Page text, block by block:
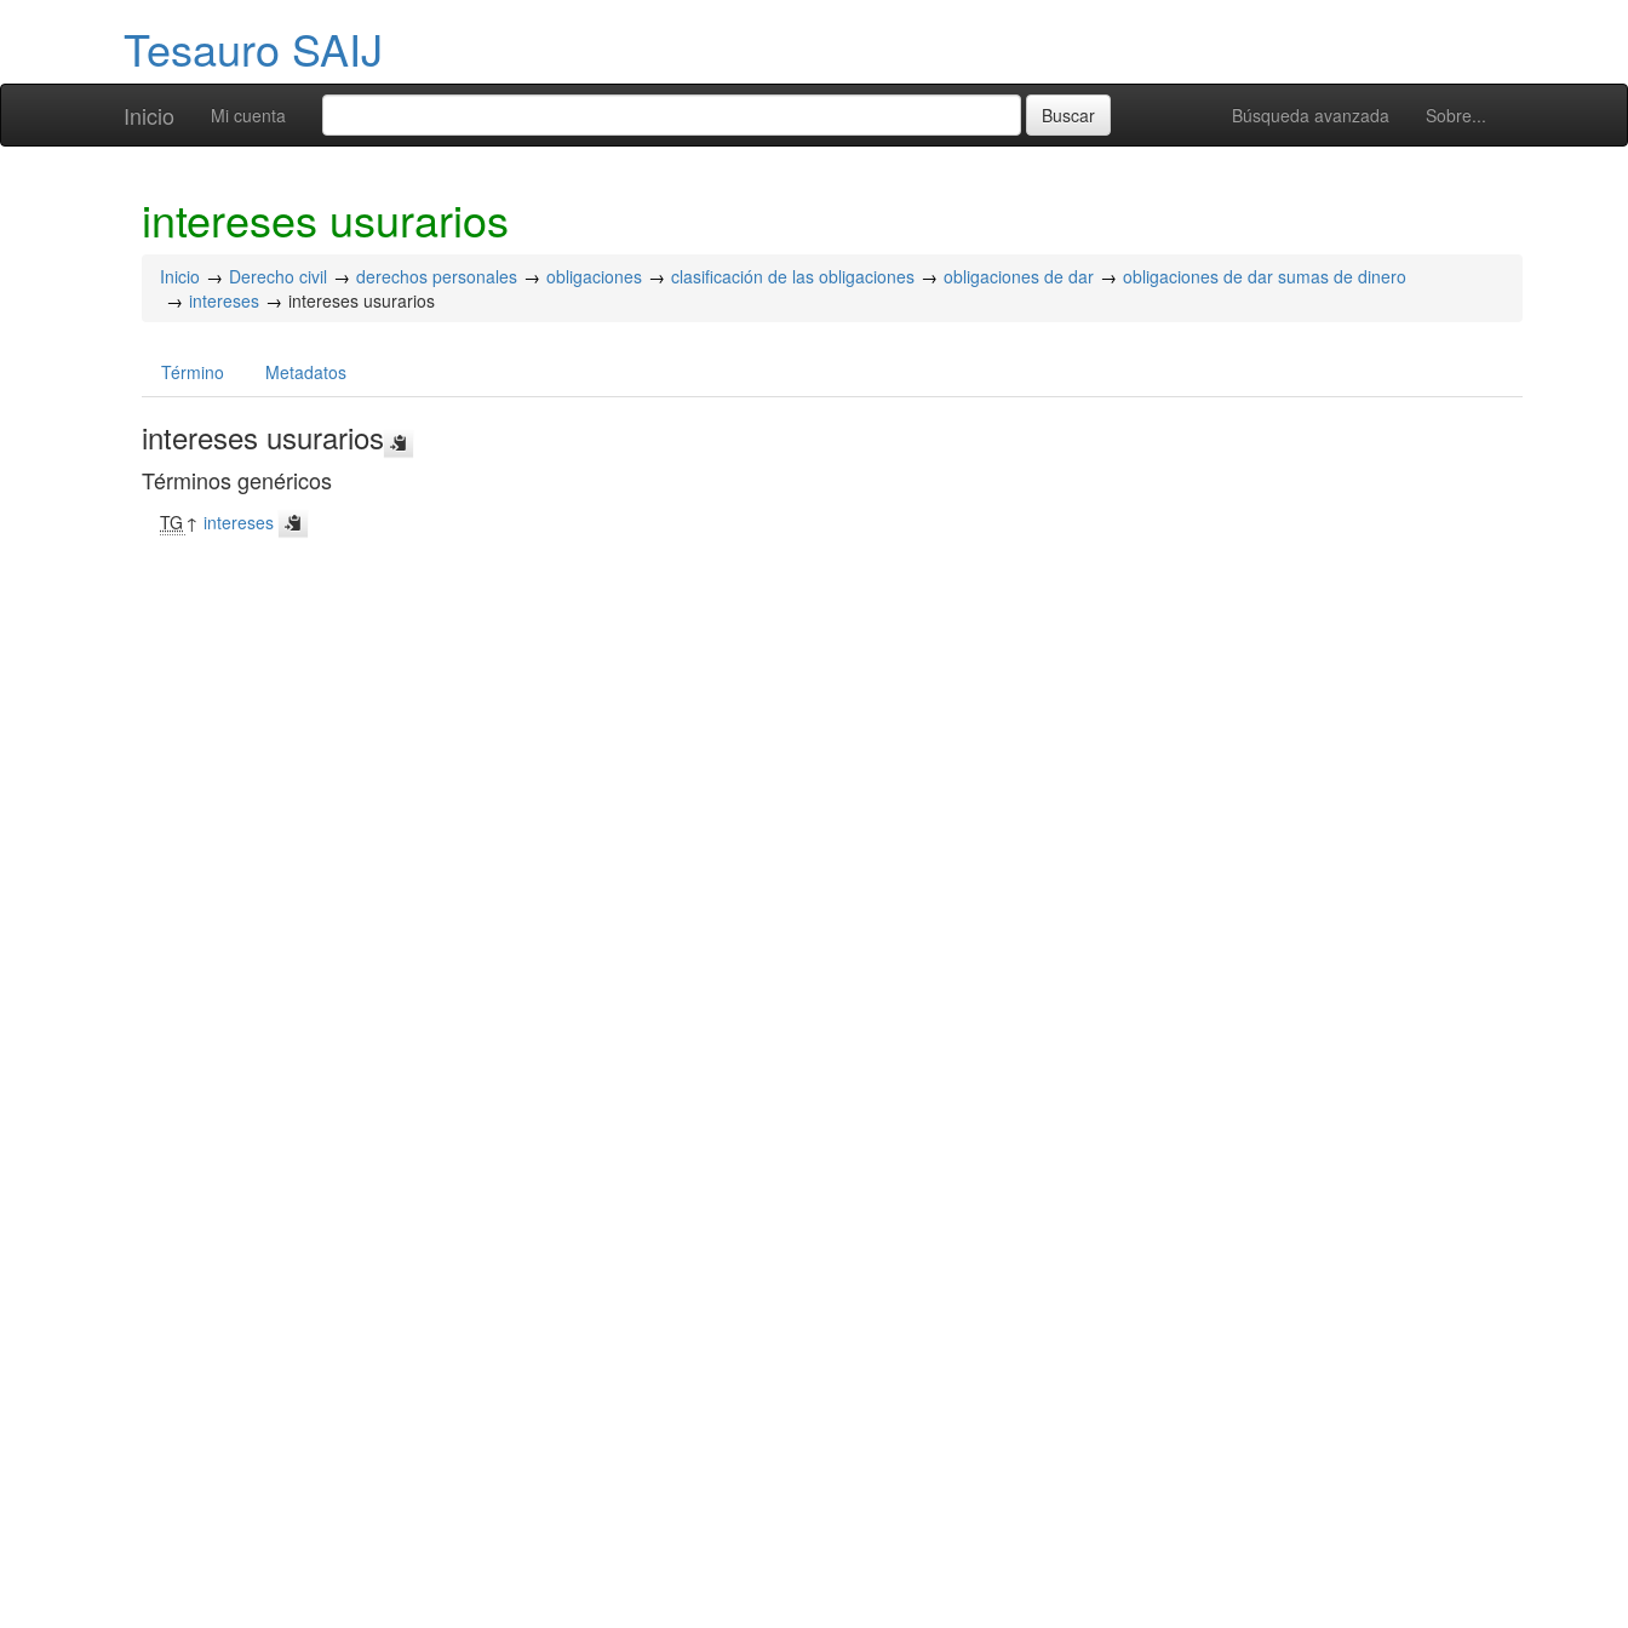
Tesauro SAIJ
Inicio Búsqueda avanzada Sobre...
Mi cuenta
intereses usurarios
Inicio Derecho civil derechos personales obligaciones clasificación de las obligaciones obligaciones de dar
obligaciones de dar sumas de dinero
intereses
intereses usurarios
Término Metadatos
intereses usurarios
Términos genéricos
TG ↑intereses